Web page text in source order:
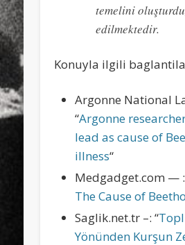
temelini
edilmektedir.
Konuyla ilgili
Argonne National
“Argonne
lead as cause of
illness“
Medgadget.com — :
The Cause of
Saglik.net.tr –: “
Yönünden Kurşun